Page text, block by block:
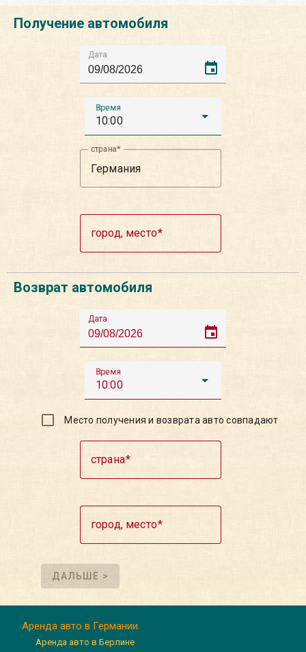
Получение автомобиля
Дата
event
Время
10:00
страна
город, место
Возврат автомобиля
Дата
event
Время
10:00
Место получения и возврата авто совпадают
страна
город, место
ДАЛЬШЕ >
Аренда авто в Германии
Аренда авто в Берлине